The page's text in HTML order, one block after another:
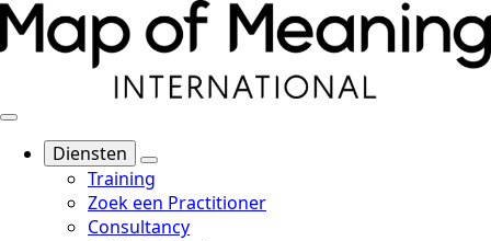
Diensten
Training
Zoek een Practitioner
Consultancy